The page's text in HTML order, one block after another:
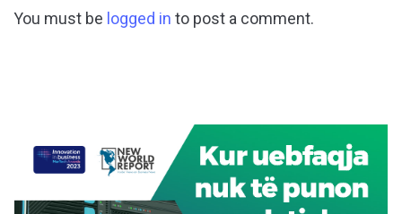
You must be logged in to post a comment.